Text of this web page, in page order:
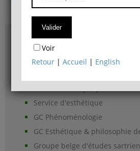
Accès & plans
Bibliothèque du Département
Service d'esthétique
GC Phénoménologie
GC Esthétique & philosophie
Groupe belge d'études
Voir
Retour |Accueil | English